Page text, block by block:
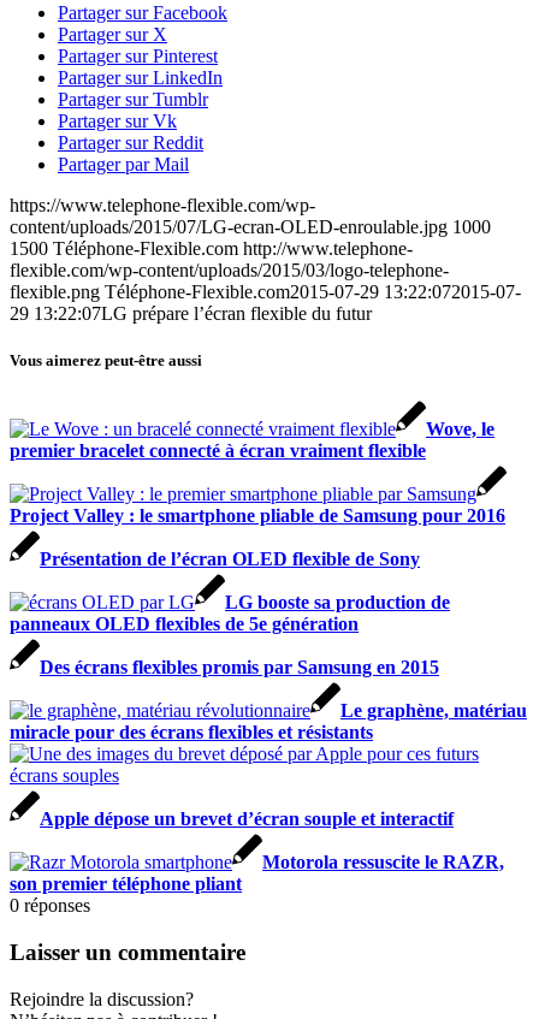
Partager sur Facebook
Partager sur X
Partager sur Pinterest
Partager sur LinkedIn
Partager sur Tumblr
Partager sur Vk
Partager sur Reddit
Partager par Mail
https://www.telephone-flexible.com/wp-
content/uploads/2015/07/LG-ecran-OLED-enroulable.jpg 1000
1500 Téléphone-Flexible.com http://www.telephone-
flexible.com/wp-content/uploads/2015/03/logo-telephone-
flexible.png Téléphone-Flexible.com2015-07-29 13:22:072015-07-
29 13:22:07LG prépare l’écran flexible du futur
Vous aimerez peut-être aussi
Wove, le
premier bracelet connecté à écran vraiment flexible
Project Valley : le smartphone pliable de Samsung pour 2016
Présentation de l’écran OLED flexible de Sony
LG booste sa production de
panneaux OLED flexibles de 5e génération
Des écrans flexibles promis par Samsung en 2015
Le graphène, matériau
miracle pour des écrans flexibles et résistants
Apple dépose un brevet d’écran souple et interactif
Motorola ressuscite le RAZR,
son premier téléphone pliant
0 réponses
Laisser un commentaire
Rejoindre la discussion?